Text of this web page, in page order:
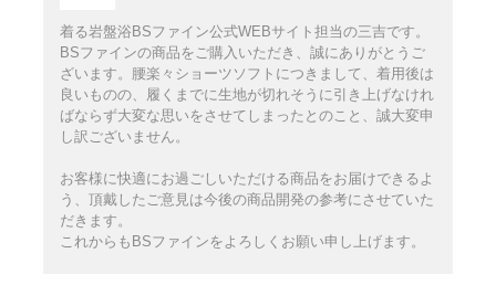
着る岩盤浴BSファイン公式WEBサイト担当の三吉です。
BSファインの商品をご購入いただき、誠にありがとうご
ざいます。腰楽々ショーツソフトにつきまして、着用後は
良いものの、履くまでに生地が切れそうに引き上げなけれ
ばならず大変な思いをさせてしまったとのこと、誠大変申
し訳ございません。
お客様に快適にお過ごしいただける商品をお届けできるよ
う、頂戴したご意見は今後の商品開発の参考にさせていた
だきます。
これからもBSファインをよろしくお願い申し上げます。